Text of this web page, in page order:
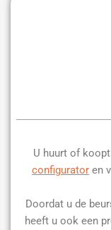
U huurt of
configurator en
Doordat u de
heeft u ook een